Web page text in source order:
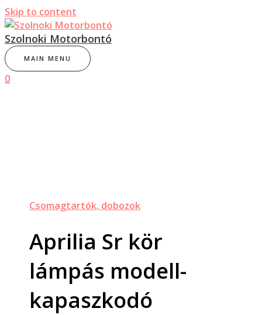
Skip to content
Szolnoki Motorbontó
MAIN MENU
0
Csomagtartók, dobozok
Aprilia Sr kör
lámpás modell-
kapaszkodó